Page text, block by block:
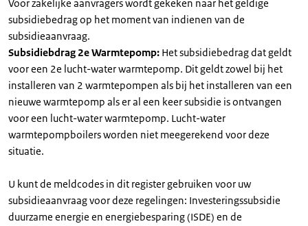
Voor zakelijke aanvragers wordt gekeken naar het geldige
subsidiebedrag op het moment van indienen van de
subsidieaanvraag.
Subsidiebdrag 2e Warmtepomp: Het subsidiebedrag dat geldt
voor een 2e lucht-water warmtepomp. Dit geldt zowel bij het
installeren van 2 warmtepompen als bij het installeren van een
nieuwe warmtepomp als er al een keer subsidie is ontvangen
voor een lucht-water warmtepomp. Lucht-water
warmtepompboilers worden niet meegerekend voor deze
situatie.
U kunt de meldcodes in dit register gebruiken voor uw
subsidieaanvraag voor deze regelingen: Investeringssubsidie
duurzame energie en energiebesparing (ISDE) en de